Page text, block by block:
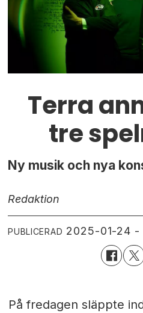
Terra
tre
Ny musik och nya
Redaktion
PUBLICERAD 2025-01-24 -
På fredagen släppte